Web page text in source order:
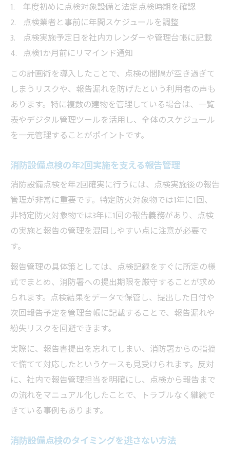
年度初めに点検対象設備と法定点検時期を確認
点検業者と事前に年間スケジュールを調整
点検実施予定日を社内カレンダーや管理台帳に記載
点検1か月前にリマインド通知
この計画術を導入したことで、点検の間隔が空き過ぎて
しまうリスクや、報告漏れを防げたという利用者の声も
あります。特に複数の建物を管理している場合は、一覧
表やデジタル管理ツールを活用し、全体のスケジュール
を一元管理することがポイントです。
消防設備点検の年2回実施を支える報告管理
消防設備点検を年2回確実に行うには、点検実施後の報告
管理が非常に重要です。特定防火対象物では1年に1回、
非特定防火対象物では3年に1回の報告義務があり、点検
の実施と報告の管理を混同しやすい点に注意が必要で
す。
報告管理の具体策としては、点検記録をすぐに所定の様
式でまとめ、消防署への提出期限を厳守することが求め
られます。点検結果をデータで保管し、提出した日付や
次回報告予定を管理台帳に記載することで、報告漏れや
紛失リスクを回避できます。
実際に、報告書提出を忘れてしまい、消防署からの指摘
で慌てて対応したというケースも見受けられます。反対
に、社内で報告管理担当を明確にし、点検から報告まで
の流れをマニュアル化したことで、トラブルなく継続で
きている事例もあります。
消防設備点検のタイミングを逃さない方法